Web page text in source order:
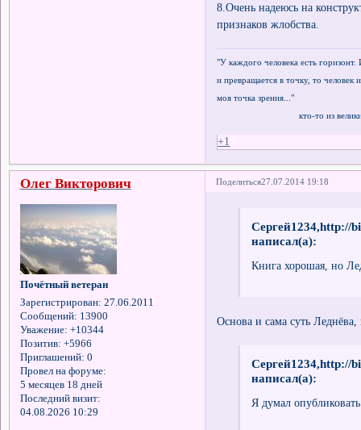
8.Очень надеюсь на
признаков жлобства.
"У каждого человека есть горизонт.
и превращается в точку, то человек
моя точка зрения..."
кто-то из великих
+1
Поделиться27.07.2014 19:18
Олег Викторович
Почётный ветеран
Зарегистрирован: 27.06.2011
Сообщений: 13900
Уважение: +10344
Позитив: +5966
Приглашений: 0
Провел на форуме:
5 месяцев 18 дней
Последний визит:
04.08.2026 10:29
Сергей1234,http://
написал(а):
Книга хорошая, но
Основа и сама суть
Сергей1234,http://
написал(а):
Я думал